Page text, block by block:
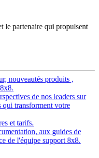
le partenaire qui propulsent
nouveautés produits ,
de nos leaders sur
qui transforment votre
et tarifs.
aux guides de
de l'équipe support 8x8.